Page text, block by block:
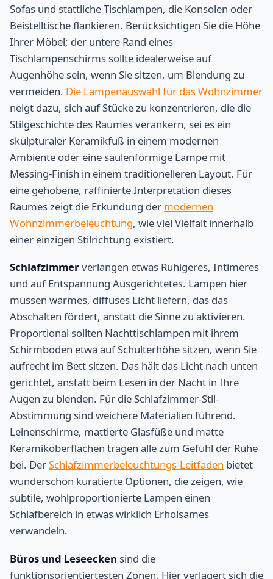
Sofas und stattliche Tischlampen, die Konsolen oder
Beistelltische flankieren. Berücksichtigen Sie die Höhe
Ihrer Möbel; der untere Rand eines
Tischlampenschirms sollte idealerweise auf
Augenhöhe sein, wenn Sie sitzen, um Blendung zu
vermeiden. Die Lampenauswahl für das Wohnzimmer
neigt dazu, sich auf Stücke zu konzentrieren, die die
Stilgeschichte des Raumes verankern, sei es ein
skulpturaler Keramikfuß in einem modernen
Ambiente oder eine säulenförmige Lampe mit
Messing-Finish in einem traditionelleren Layout. Für
eine gehobene, raffinierte Interpretation dieses
Raumes zeigt die Erkundung der modernen
Wohnzimmerbeleuchtung, wie viel Vielfalt innerhalb
einer einzigen Stilrichtung existiert.
Schlafzimmerverlangen etwas Ruhigeres, Intimeres
und auf Entspannung Ausgerichtetes. Lampen hier
müssen warmes, diffuses Licht liefern, das das
Abschalten fördert, anstatt die Sinne zu aktivieren.
Proportional sollten Nachttischlampen mit ihrem
Schirmboden etwa auf Schulterhöhe sitzen, wenn Sie
aufrecht im Bett sitzen. Das hält das Licht nach unten
gerichtet, anstatt beim Lesen in der Nacht in Ihre
Augen zu blenden. Für die Schlafzimmer-Stil-
Abstimmung sind weichere Materialien führend.
Leinenschirme, mattierte Glasfüße und matte
Keramikoberflächen tragen alle zum Gefühl der Ruhe
bei. DerSchlafzimmerbeleuchtungs-Leitfaden bietet
wunderschön kuratierte Optionen, die zeigen, wie
subtile, wohlproportionierte Lampen einen
Schlafbereich in etwas wirklich Erholsames
verwandeln.
Büros und Leseecken sind die
funktionsorientiertesten Zonen. Hier verlagert sich die